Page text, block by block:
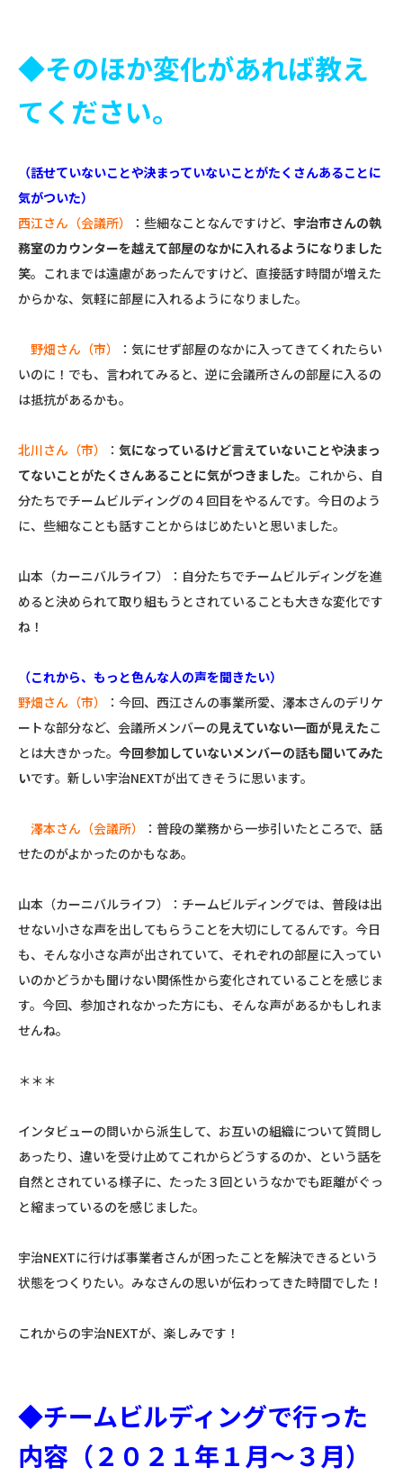
◆そのほか変化があれば教え
てください。
（話せていないことや決まっていないことがたくさんあることに
気がついた）
西江さん（会議所）
：些細なことなんですけど、 宇治市さんの執
務室のカウンターを越えて部屋のなかに入れるようになりました
笑。これまでは遠慮があったんですけど、直接話す時間が増えた
からかな、気軽に部屋に入れるようになりました。
野畑さん（市）
：気にせず部屋のなかに入ってきてくれたらい
いのに！でも、言われてみると、逆に会議所さんの部屋に入るの
は抵抗があるかも。
北川さん（市） ： 気になっているけど言えていないことや決まっ
てないことがたくさんあることに気がつきました。これから、自
分たちでチームビルディングの４回目をやるんです。今日のよう
に、些細なことも話すことからはじめたいと思いました。
山本（カーニバルライフ）：自分たちでチームビルディングを進
めると決められて取り組もうとされていることも大きな変化です
ね！
（これから、もっと色んな人の声を聞きたい）
野畑さん（市）
：今回、西江さんの事業所愛、澤本さんのデリケ
ートな部分など、会議所メンバーの見えていない一面が見えたこ
とは大きかった。 今回参加していないメンバーの話も聞いてみた
いです。新しい宇治NEXTが出てきそうに思います。
澤本さん（会議所）
：普段の業務から一歩引いたところで、話
せたのがよかったのかもなあ。
山本（カーニバルライフ）：チームビルディングでは、普段は出
せない小さな声を出してもらうことを大切にしてるんです。今日
も、そんな小さな声が出されていて、それぞれの部屋に入ってい
いのかどうかも聞けない関係性から変化されていることを感じま
す。今回、参加されなかった方にも、そんな声があるかもしれま
せんね。
＊＊＊
インタビューの問いから派生して、お互いの組織について質問し
あったり、違いを受け止めてこれからどうするのか、という話を
自然とされている様子に、たった３回というなかでも距離がぐっ
と縮まっているのを感じました。
宇治NEXTに行けば事業者さんが困ったことを解決できるという
状態をつくりたい。みなさんの思いが伝わってきた時間でした！
これからの宇治NEXTが、楽しみです！
◆チームビルディングで行った
内容（２０２１年１月～３月）